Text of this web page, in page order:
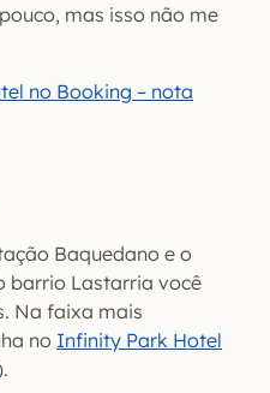
mas isso não me
no Booking – nota
Baquedano e o
barrio Lastarria você
Na faixa mais
no Infinity Park Hotel